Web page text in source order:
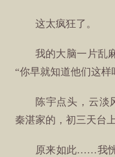
这太疯狂了。
我的大脑一片乱
“你早就知道他们这样
陈宇点头，云淡
秦湛家的，初三天台
原来如此……我